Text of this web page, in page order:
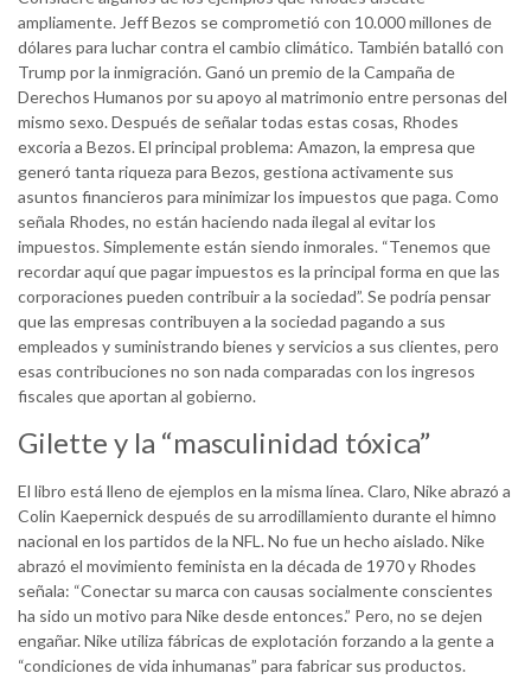
ampliamente. Jeff Bezos se comprometió con 10.000 millones de
dólares para luchar contra el cambio climático. También batalló con
Trump por la inmigración. Ganó un premio de la Campaña de
Derechos Humanos por su apoyo al matrimonio entre personas del
mismo sexo. Después de señalar todas estas cosas, Rhodes
excoria a Bezos. El principal problema: Amazon, la empresa que
generó tanta riqueza para Bezos, gestiona activamente sus
asuntos financieros para minimizar los impuestos que paga. Como
señala Rhodes, no están haciendo nada ilegal al evitar los
impuestos. Simplemente están siendo inmorales. “Tenemos que
recordar aquí que pagar impuestos es la principal forma en que las
corporaciones pueden contribuir a la sociedad”. Se podría pensar
que las empresas contribuyen a la sociedad pagando a sus
empleados y suministrando bienes y servicios a sus clientes, pero
esas contribuciones no son nada comparadas con los ingresos
fiscales que aportan al gobierno.
Gilette y la “masculinidad tóxica”
El libro está lleno de ejemplos en la misma línea. Claro, Nike abrazó a
Colin Kaepernick después de su arrodillamiento durante el himno
nacional en los partidos de la NFL. No fue un hecho aislado. Nike
abrazó el movimiento feminista en la década de 1970 y Rhodes
señala: “Conectar su marca con causas socialmente conscientes
ha sido un motivo para Nike desde entonces.” Pero, no se dejen
engañar. Nike utiliza fábricas de explotación forzando a la gente a
“condiciones de vida inhumanas” para fabricar sus productos.